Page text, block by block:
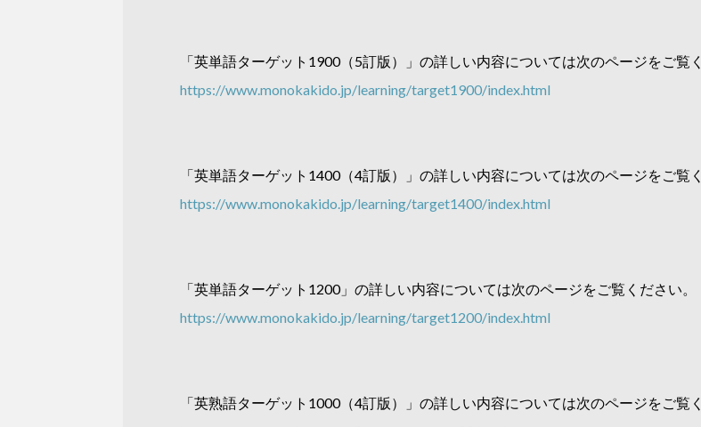
「英単語ターゲット1900（5訂版）」の詳しい内容については次のページをご覧
https://www.monokakido.jp/learning/target1900/index.html
「英単語ターゲット1400（4訂版）」の詳しい内容については次のページをご覧
https://www.monokakido.jp/learning/target1400/index.html
「英単語ターゲット1200」の詳しい内容については次のページをご覧ください。
https://www.monokakido.jp/learning/target1200/index.html
「英熟語ターゲット1000（4訂版）」の詳しい内容については次のページをご覧